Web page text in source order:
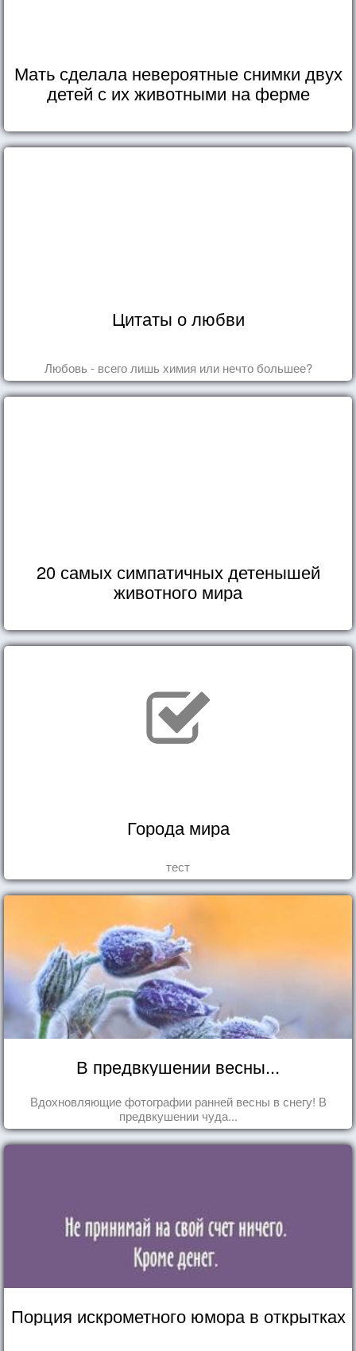
Мать сделала невероятные снимки двух
детей с их животными на ферме
Цитаты о любви
Любовь - всего лишь химия или нечто большее?
20 самых симпатичных детенышей
животного мира
Города мира
тест
В предвкушении весны...
Вдохновляющие фотографии ранней весны в снегу! В
предвкушении чуда...
Порция искрометного юмора в открытках